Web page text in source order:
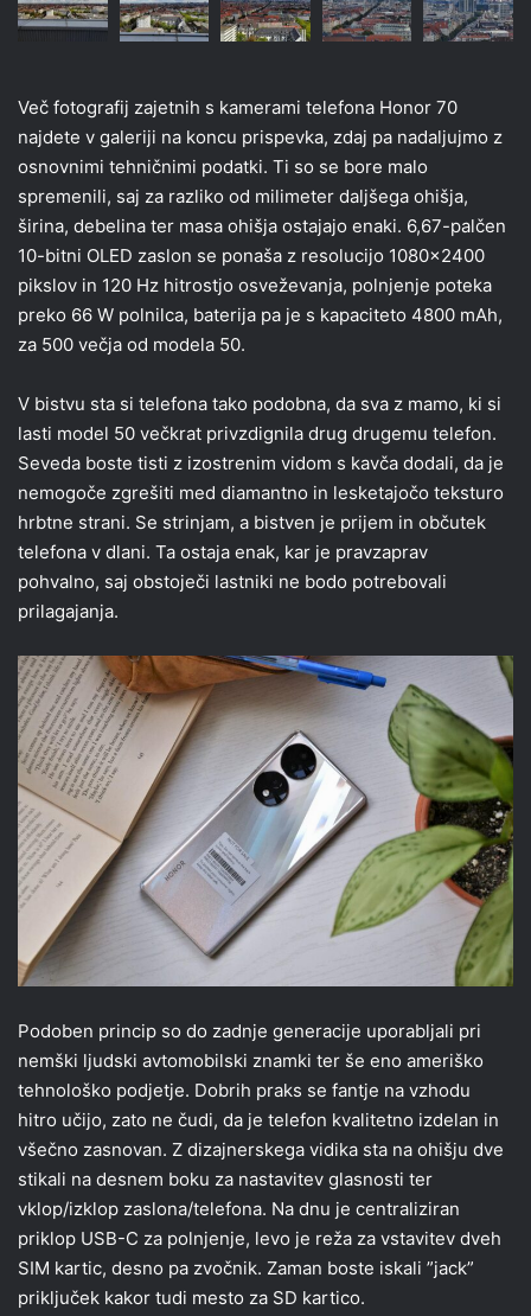
Več fotografij zajetnih s kamerami telefona Honor 70
najdete v galeriji na koncu prispevka, zdaj pa nadaljujmo z
osnovnimi tehničnimi podatki. Ti so se bore malo
spremenili, saj za razliko od milimeter daljšega ohišja,
širina, debelina ter masa ohišja ostajajo enaki. 6,67-palčen
10-bitni OLED zaslon se ponaša z resolucijo 1080×2400
pikslov in 120 Hz hitrostjo osveževanja, polnjenje poteka
preko 66 W polnilca, baterija pa je s kapaciteto 4800 mAh,
za 500 večja od modela 50.
V bistvu sta si telefona tako podobna, da sva z mamo, ki si
lasti model 50 večkrat privzdignila drug drugemu telefon.
Seveda boste tisti z izostrenim vidom s kavča dodali, da je
nemogoče zgrešiti med diamantno in lesketajočo teksturo
hrbtne strani. Se strinjam, a bistven je prijem in občutek
telefona v dlani. Ta ostaja enak, kar je pravzaprav
pohvalno, saj obstoječi lastniki ne bodo potrebovali
prilagajanja.
Podoben princip so do zadnje generacije uporabljali pri
nemški ljudski avtomobilski znamki ter še eno ameriško
tehnološko podjetje. Dobrih praks se fantje na vzhodu
hitro učijo, zato ne čudi, da je telefon kvalitetno izdelan in
všečno zasnovan. Z dizajnerskega vidika sta na ohišju dve
stikali na desnem boku za nastavitev glasnosti ter
vklop/izklop zaslona/telefona. Na dnu je centraliziran
priklop USB-C za polnjenje, levo je reža za vstavitev dveh
SIM kartic, desno pa zvočnik. Zaman boste iskali ”jack”
priključek kakor tudi mesto za SD kartico.